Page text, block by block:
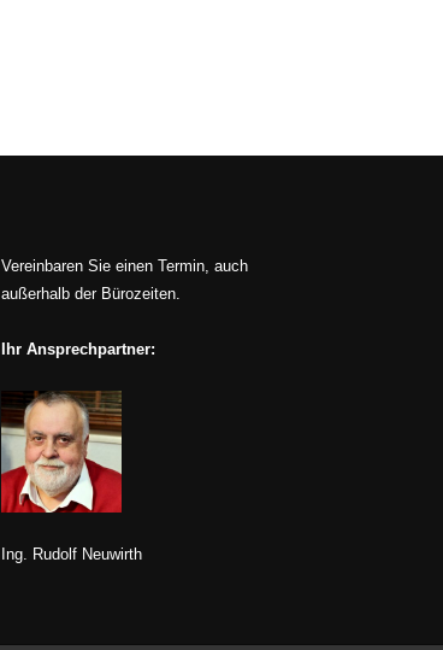
Vereinbaren Sie einen Termin, auch
außerhalb der Bürozeiten.
Ihr Ansprechpartner:
Ing. Rudolf Neuwirth